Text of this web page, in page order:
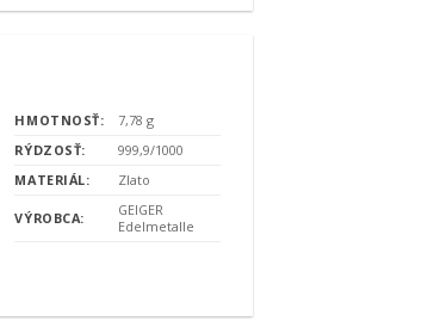
HMOTNOSŤ:
7,78 g
RÝDZOSŤ:
999,9/1000
MATERIÁL:
Zlato
VÝROBCA:
GEIGER
Edelmetalle